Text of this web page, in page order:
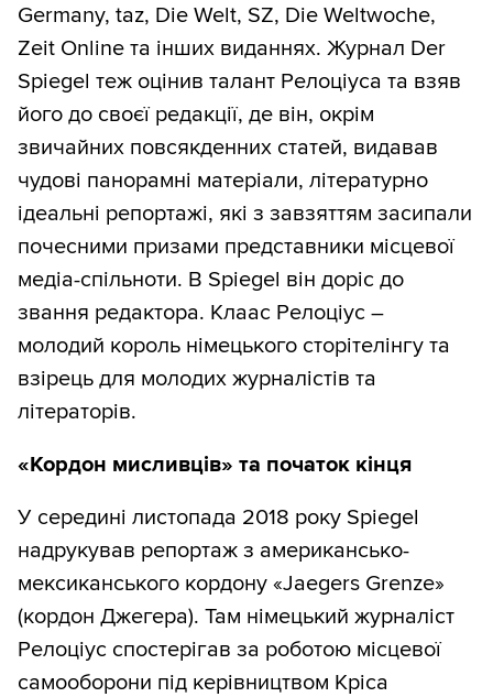
Germany, taz, Die Welt, SZ, Die Weltwoche,
Zeit Online та інших виданнях. Журнал Der
Spiegel теж оцінив талант Релоціуса та взяв
його до своєї редакції, де він, окрім
звичайних повсякденних статей, видавав
чудові панорамні матеріали, літературно
ідеальні репортажі, які з завзяттям засипали
почесними призами представники місцевої
медіа-спільноти. В Spiegel він доріс до
звання редактора. Клаас Релоціус –
молодий король німецького сторітелінгу та
взірець для молодих журналістів та
літераторів.
«Кордон мисливців» та початок кінця
У середині листопада 2018 року Spiegel
надрукував репортаж з американсько-
мексиканського кордону «Jaegers Grenze»
(кордон Джегера). Там німецький журналіст
Релоціус спостерігав за роботою місцевої
самооборони під керівництвом Кріса